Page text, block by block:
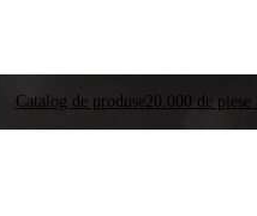
Catalog de produse 20.000 de